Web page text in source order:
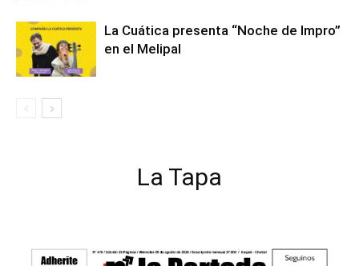
La Cuática presenta “Noche de Impro”
en el Melipal
La Tapa